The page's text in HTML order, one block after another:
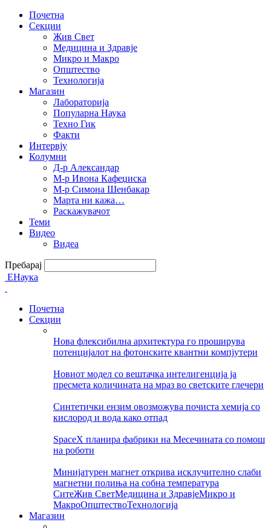
Почетна
Секции
Жив Свет
Медицина и Здравје
Микро и Макро
Општество
Технологија
Магазин
Лабораторија
Популарна Наука
Техно Гик
Факти
Интервју
Колумни
Д-р Александар
М-р Ивона Кафеџиска
М-р Симона Шенбакар
Марта ни кажа…
Раскажувачот
Теми
Видео
Видеа
Пребарај
ЕНаука
Почетна
Секции
Нова флексибилна архитектура го проширува
потенцијалот на фотонските квантни компјутери
Новиот модел со вештачка интелигенција ја
пресмета количината на мраз во светските глечери
Синтетички ензим овозможува почиста хемија со
кислород и вода како отпад
SpaceX планира фабрики на Месечината со помош
на роботи
Минијатурен магнет открива исклучително слаби
магнетни полиња на собна температура
СитеЖив СветМедицина и ЗдравјеМикро и
МакроОпштествоТехнологија
Магазин